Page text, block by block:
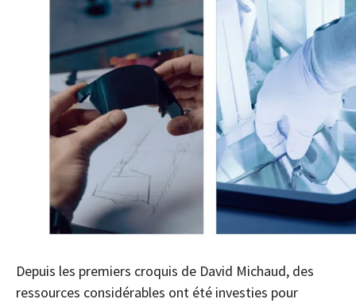
Depuis les premiers croquis de David Michaud, des
ressources considérables ont été investies pour